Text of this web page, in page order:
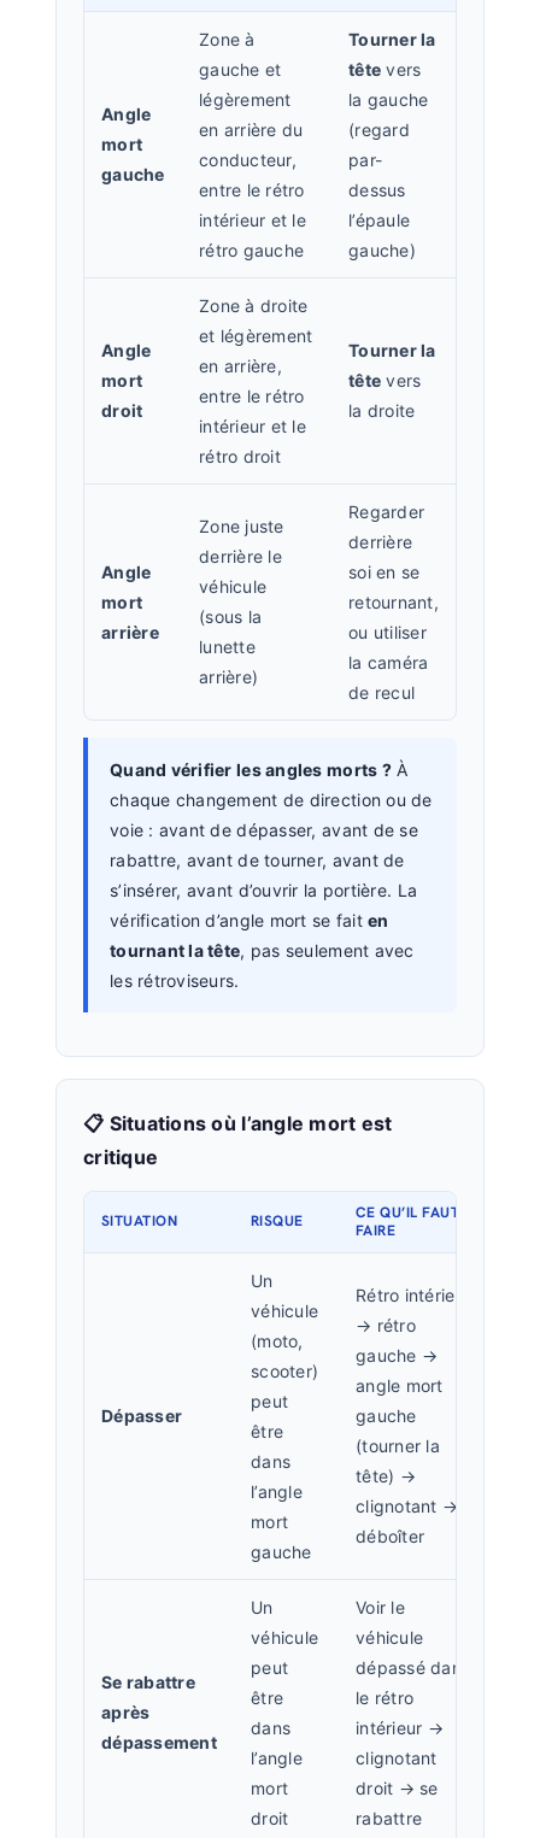
Angle
mort
gauche
Zone à
gauche et
légèrement
en arrière du
conducteur,
entre le rétro
intérieur et le
rétro gauche
Tourner la
tête vers
la gauche
(regard
par-
dessus
l’épaule
gauche)
Angle
mort
droit
Zone à droite
et légèrement
en arrière,
entre le rétro
intérieur et le
rétro droit
Tourner la
tête vers
la droite
Angle
mort
arrière
Zone juste
derrière le
véhicule
(sous la
lunette
arrière)
Regarder
derrière
soi en se
retournant,
ou utiliser
la caméra
de recul
Quand vérifier les angles morts ?À
chaque changement de direction ou de
voie : avant de dépasser, avant de se
rabattre, avant de tourner, avant de
s’insérer, avant d’ouvrir la portière. La
vérification d’angle mort se faiten
tournant la tête, pas seulement avec
les rétroviseurs.
📋 Situations où l’angle mort est
critique
SITUATION RISQUE
CE QU’IL FAUT
FAIRE
Dépasser
Un
véhicule
(moto,
scooter)
peut
être
dans
l’angle
mort
gauche
Rétro intérieur
→ rétro
gauche →
angle mort
gauche
(tourner la
tête) →
clignotant →
déboîter
Se rabattre
après
dépassement
Un
véhicule
peut
être
dans
l’angle
mort
droit
Voir le
véhicule
dépassé dans
le rétro
intérieur →
clignotant
droit → se
rabattre